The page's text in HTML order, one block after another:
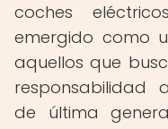
coches
emergido como
aquellos que
responsabilidad
de última